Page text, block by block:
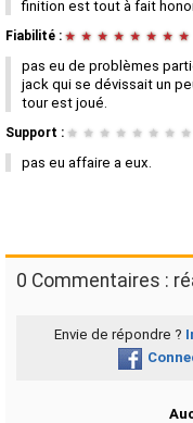
finition est tout à fait
Fiabilité : ★ ★ ★ ★ ★ ★ ★ ★
pas eu de problèmes
jack qui se dévissait un
tour est joué.
Support : ★ ★ ★ ★ ★ ★ ★ ★
pas eu affaire a eux.
0 Commentaires :
Envie de répondre ?